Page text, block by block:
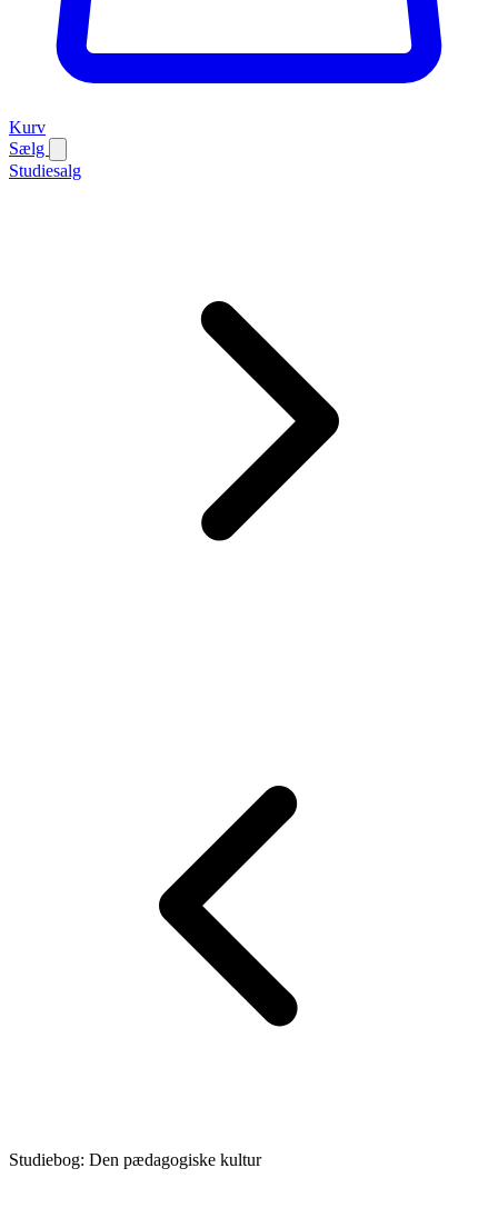
Kurv
Sælg
Studiesalg
Studiebog: Den pædagogiske kultur